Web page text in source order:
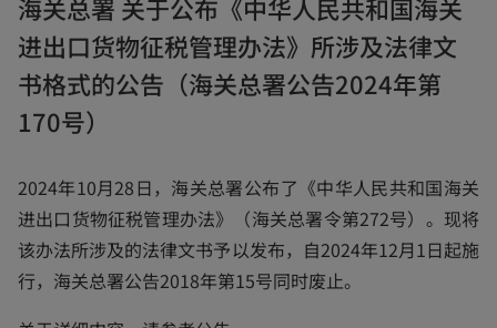
n
s
i
n
a
e
w
t
a
海关总署 关于公布《中华人民共和国海关
进出口货物征税管理办法》所涉及法律文
书格式的公告（海关总署公告2024年第
170号）
2024年10月28日，海关总署公布了《中华人民共和国海关
进出口货物征税管理办法》（海关总署令第272号）。现将
该办法所涉及的法律文书予以发布，自2024年12月1日起施
行，海关总署公告2018年第15号同时废止。